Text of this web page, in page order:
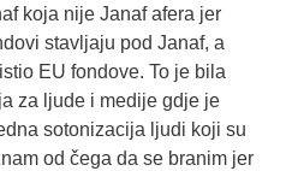
koja nije Janaf afera jer
stavljaju pod Janaf, a
EU fondove. To je bila
za ljude i medije gdje je
sotonizacija ljudi koji su
od čega da se branim jer